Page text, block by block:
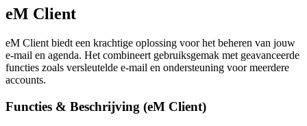
eM Client
eM Client biedt een krachtige oplossing voor het beheren van jouw
e-mail en agenda. Het combineert gebruiksgemak met geavanceerde
functies zoals versleutelde e-mail en ondersteuning voor meerdere
accounts.
Functies & Beschrijving (eM Client)